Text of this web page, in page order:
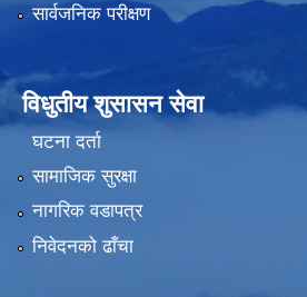
सार्वजनिक परीक्षण
विधुतीय शुसासन सेवा
घटना दर्ता
सामाजिक सुरक्षा
नागरिक वडापत्र
निवेदनको ढाँचा